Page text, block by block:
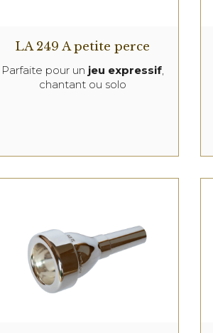
LA 249 A petite perce
Parfaite pour un jeu expressif,
chantant ou solo